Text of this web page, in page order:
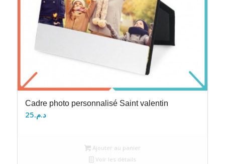
Cadre photo personnalisé Saint valentin
د.م.25
Ajouter au panier
Voir les détails